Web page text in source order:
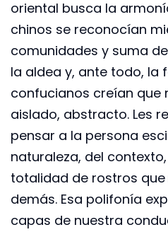
oriental busca la
chinos se reconocían
comunidades y suma
la aldea y, ante todo, la
confucianos creían que
aislado, abstracto. Les
pensar a la persona
naturaleza, del
totalidad de rostros
demás. Esa polifonía
capas de nuestra